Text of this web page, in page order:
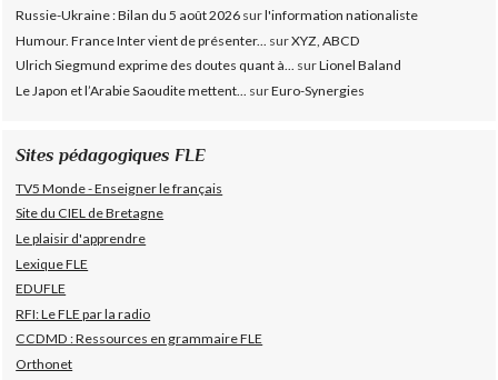
Russie-Ukraine : Bilan du 5 août 2026 surl'information nationaliste
Humour. France Inter vient de présenter...
surXYZ, ABCD
Ulrich Siegmund exprime des doutes quant à... surLionel Baland
Le Japon et l’Arabie Saoudite mettent... surEuro-Synergies
Sites pédagogiques FLE
TV5 Monde - Enseigner le français
Site du CIEL de Bretagne
Le plaisir d'apprendre
Lexique FLE
EDUFLE
RFI: Le FLE par la radio
CCDMD : Ressources en grammaire FLE
Orthonet